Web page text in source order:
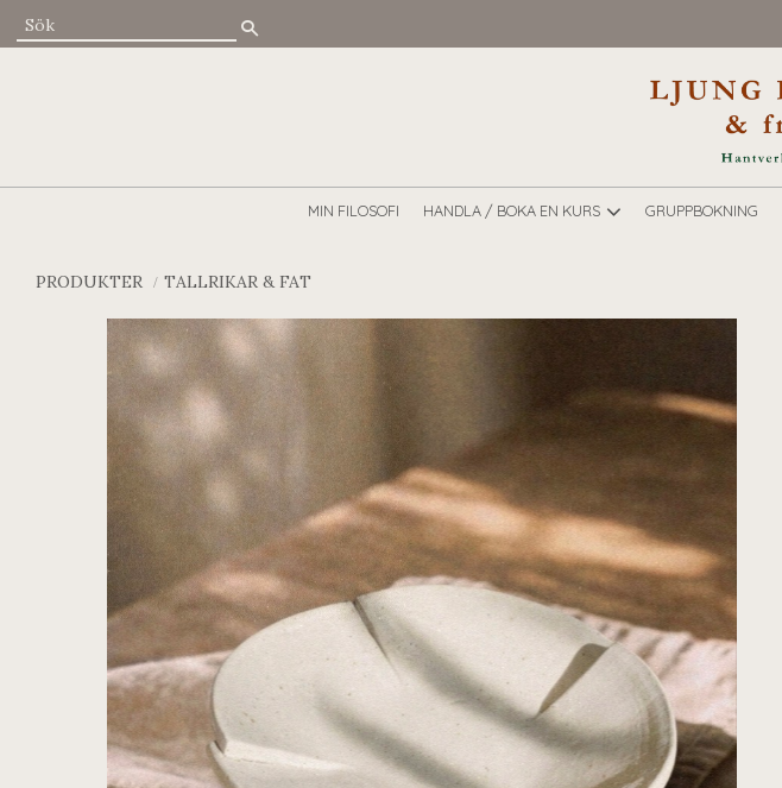
MIN FILOSOFI HANDLA / BOKA EN KURS GRUPPBOKNING
PRODUKTER TALLRIKAR & FAT